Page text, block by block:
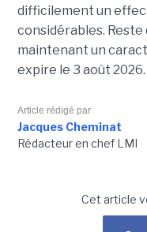
difficilement un
considérables.
maintenant un
expire le 3 août 2026.
Article rédigé par
Jacques Cheminat
Rédacteur en chef LMI
Cet article